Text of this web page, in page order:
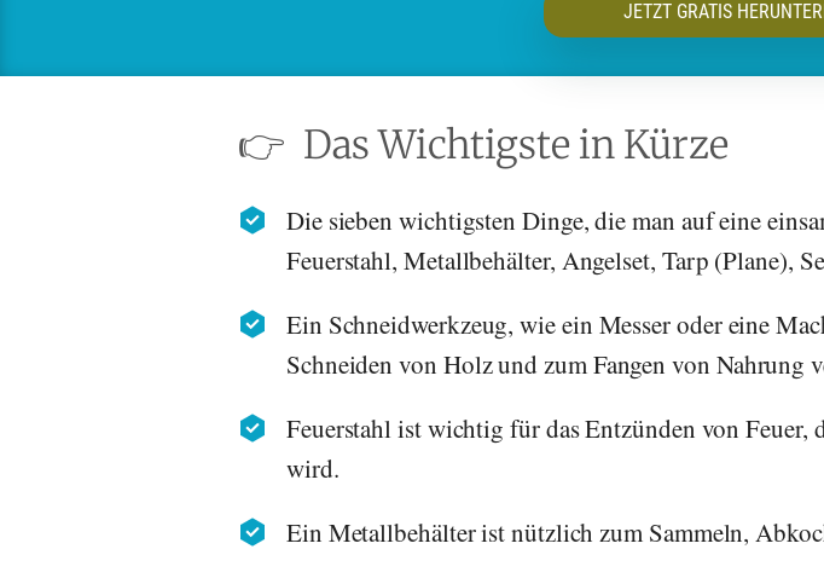
JETZT GRATIS
👉 Das Wichtigste in Kürze
Die sieben wichtigsten Dinge, die man auf eine
Feuerstahl, Metallbehälter, Angelset, Tarp (Plane),
Ein Schneidwerkzeug, wie ein Messer oder eine
Schneiden von Holz und zum Fangen von Nahrung
Feuerstahl ist wichtig für das Entzünden von
wird.
Ein Metallbehälter ist nützlich zum Sammeln,